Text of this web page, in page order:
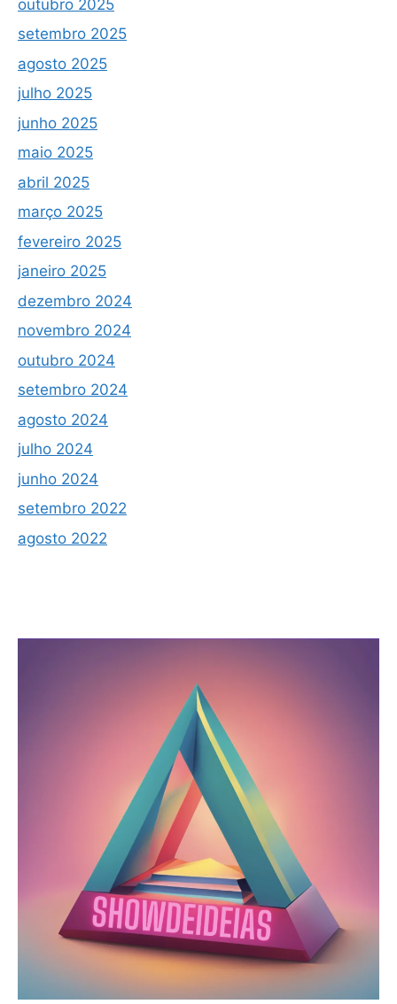
outubro 2025
setembro 2025
agosto 2025
julho 2025
junho 2025
maio 2025
abril 2025
março 2025
fevereiro 2025
janeiro 2025
dezembro 2024
novembro 2024
outubro 2024
setembro 2024
agosto 2024
julho 2024
junho 2024
setembro 2022
agosto 2022